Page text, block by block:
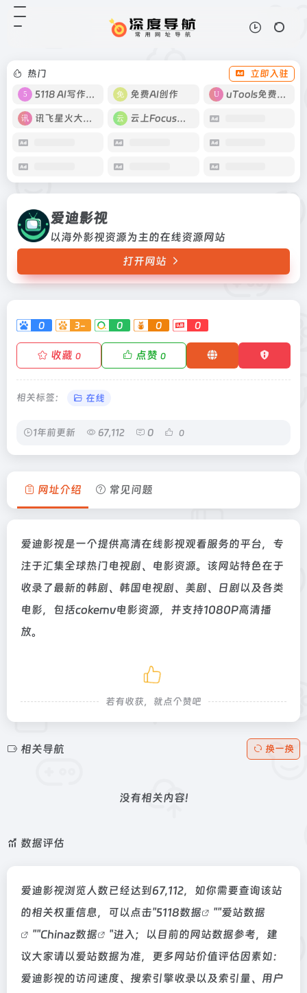
热门
立即入驻
5118 AI写作工具
免费AI创作 uTools免费工具箱
讯飞星火大模型 云上Focus接码
爱迪影视
以海外影视资源为主的在线资源网站
打开网站
0 3- 0 0 0
收藏 0 点赞 0
相关标签： 在线
1年前更新 67,112 0 0
网址介绍 常见问题
爱迪影视是一个提供高清在线影视观看服务的平台，专
注于汇集全球热门电视剧、电影资源。该网站特色在于
收录了最新的韩剧、韩国电视剧、美剧、日剧以及各类
电影，包括cokemv电影资源，并支持1080P高清播
放。
若有收获，就点个赞吧
相关导航 换一换
没有相关内容!
数据评估
爱迪影视浏览人数已经达到67,112，如你需要查询该站
的相关权重信息，可以点击"5118数据 ""爱站数据
""Chinaz数据
"进入；以目前的网站数据参考，建
议大家请以爱站数据为准，更多网站价值评估因素如：
爱迪影视的访问速度、搜索引擎收录以及索引量、用户